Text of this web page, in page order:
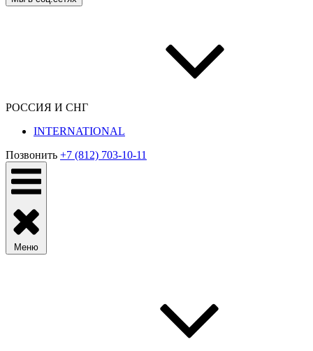
РОССИЯ И СНГ
INTERNATIONAL
Позвонить +7 (812) 703-10-11
Меню